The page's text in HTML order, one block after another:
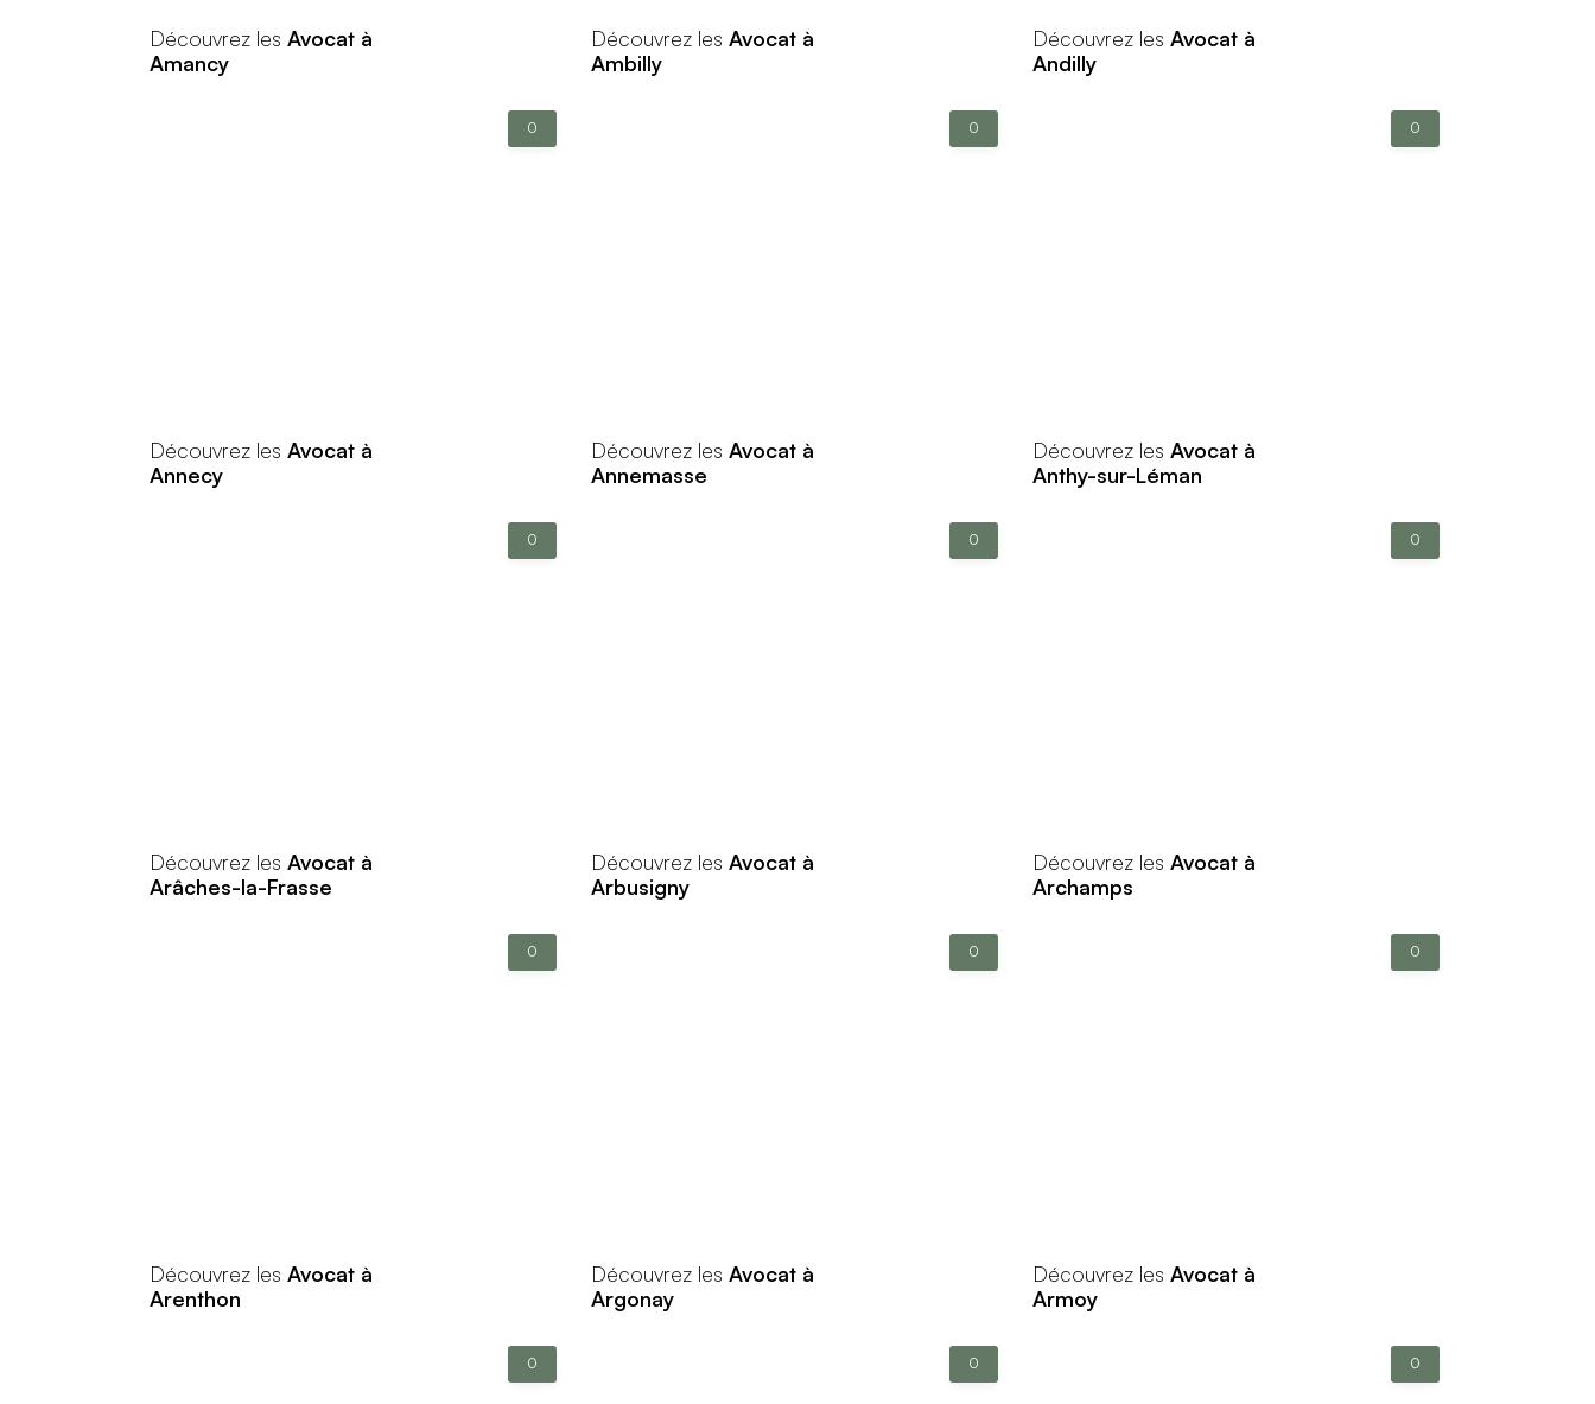
Découvrez les Avocat à
Amancy
Découvrez les Avocat à
Ambilly
Découvrez les Avocat à
Andilly
0
Découvrez les Avocat à
Annecy
0
Découvrez les Avocat à
Annemasse
0
Découvrez les Avocat à
Anthy-sur-Léman
0
Découvrez les Avocat à
Arâches-la-Frasse
0
Découvrez les Avocat à
Arbusigny
0
Découvrez les Avocat à
Archamps
0
Découvrez les Avocat à
Arenthon
0
Découvrez les Avocat à
Argonay
0
Découvrez les Avocat à
Armoy
0 0 0